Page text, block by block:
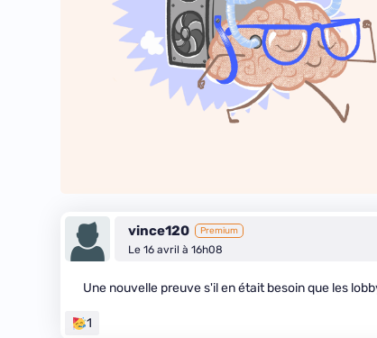
vince120 Premium
Le 16 avril à 16h08
Une nouvelle preuve s'il en était besoin que les
1